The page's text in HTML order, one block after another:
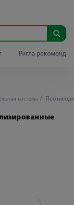
Ригла
система